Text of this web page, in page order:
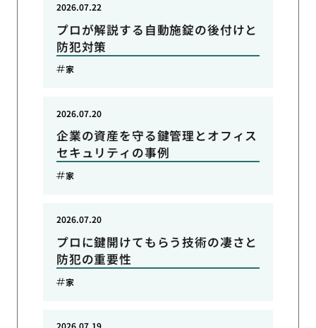
プロが解説する自動施錠の後付けと
防犯対策
2026.07.22
家
企業の資産を守る鍵管理とオフィス
セキュリティの事例
2026.07.20
家
プロに鍵開けてもらう技術の凄さと
防犯の重要性
2026.07.20
家